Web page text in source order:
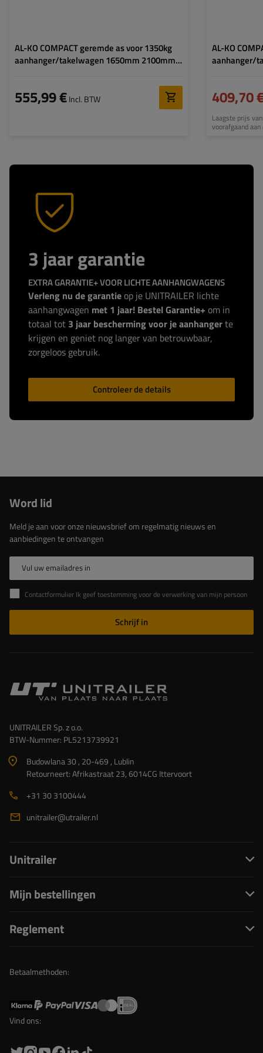
AL-KO COMPACT geremde as voor 1350kg
aanhanger/takelwagen 1650mm 2100mm
555,99 €Incl. BTW
AL-KO
aanhanger/
409,70
Laagste prijs
voorafgaand
3 jaar garantie
EXTRA GARANTIE+ VOOR LICHTE AANHANGWAGENS
Verleng nu de garantie op je UNITRAILER lichte
aanhangwagen met 1 jaar! Bestel Garantie+ om in
totaal tot 3 jaar bescherming voor je aanhangerte
krijgen en geniet nog langer van betrouwbaar,
zorgeloos gebruik.
Controleer de details
Word lid
Meld je aan voor onze nieuwsbrief om regelmatig nieuws en
aanbiedingen te ontvangen
Vul uw emailadres in
Contactformulier Ik geef toestemming voor de verwerking van mijn persoonlijke gegevens in het contactformulier in overeenstemming met de Verordening van het Europees Parlement en de Raad (EU)
Schrijf in
UNITRAILER Sp. z o.o.
BTW-Nummer: PL5213739921
Budowlana 30 , 20-469 , Lublin
Retourneert: Afrikastraat 23, 6014CG Ittervoort
+31 30 3100444
unitrailer@utrailer.nl
Unitrailer
Mijn bestellingen
Reglement
Betaalmethoden:
Vind ons: